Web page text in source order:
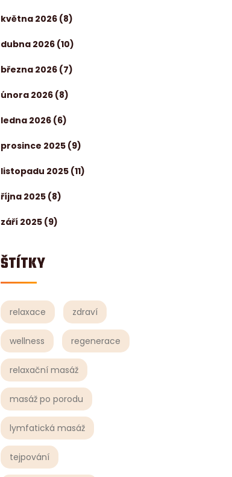
května 2026 (8)
dubna 2026 (10)
března 2026 (7)
února 2026 (8)
ledna 2026 (6)
prosince 2025 (9)
listopadu 2025 (11)
října 2025 (8)
září 2025 (9)
ŠTÍTKY
relaxace zdraví
wellness regenerace
relaxační masáž
masáž po porodu
lymfatická masáž
tejpování